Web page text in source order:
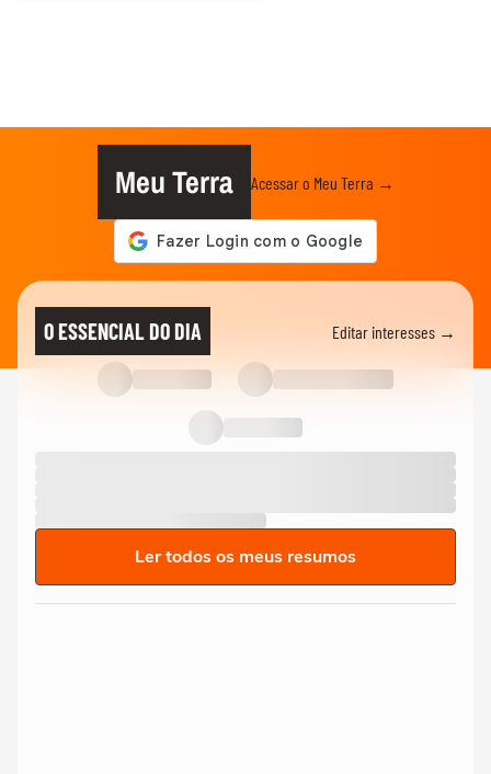
Meu Terra Acessar o Meu Terra →
O ESSENCIAL DO DIA Editar interesses →
Ler todos os meus resumos